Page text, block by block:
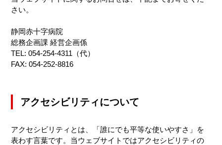
さい。
静岡赤十字病院
総務企画課 経営企画係
TEL: 054-254-4311（代）
FAX: 054-252-8816
アクセシビリティについて
アクセシビリティとは、「誰にでも平等な使いやすさ」を
表わす言葉です。当ウェブサイトではアクセシビリティの